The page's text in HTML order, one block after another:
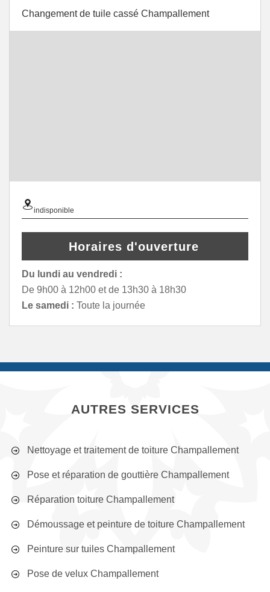
Changement de tuile cassé Champallement
indisponible
Horaires d'ouverture
Du lundi au vendredi :
De 9h00 à 12h00 et de 13h30 à 18h30
Le samedi : Toute la journée
AUTRES SERVICES
Nettoyage et traitement de toiture Champallement
Pose et réparation de gouttière Champallement
Réparation toiture Champallement
Démoussage et peinture de toiture Champallement
Peinture sur tuiles Champallement
Pose de velux Champallement